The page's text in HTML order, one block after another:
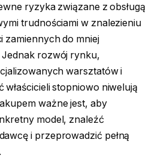
ryzyka związane z obsługą
trudnościami w znalezieniu
zamiennych do mniej
rozwój rynku,
warsztatów i
właścicieli stopniowo niwelują
ważne jest, aby
model, znaleźć
i przeprowadzić pełną